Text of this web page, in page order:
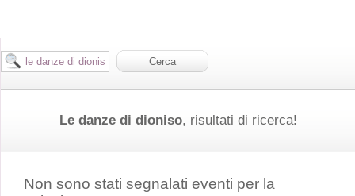
Le danze di dioniso, risultati di ricerca!
Non sono stati segnalati eventi per la